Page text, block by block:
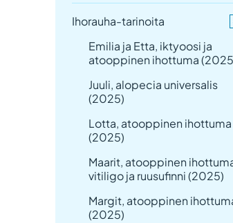
Ihorauha-tarinoita
Emilia ja Etta, iktyoosi ja
atooppinen ihottuma
Juuli, alopecia universalis
(2025)
Lotta, atooppinen ihottuma
(2025)
Maarit, atooppinen
vitiligo ja ruusufinni (2025)
Margit, atooppinen
(2025)